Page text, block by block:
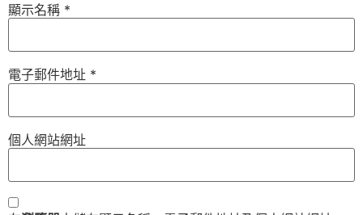
顯示名稱 *
電子郵件地址 *
個人網站網址